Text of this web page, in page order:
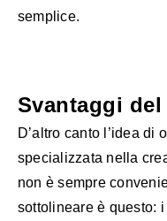
semplice.
Svantaggi
D’altro canto l’idea di
specializzata nella
non è sempre
sottolineare è questo: